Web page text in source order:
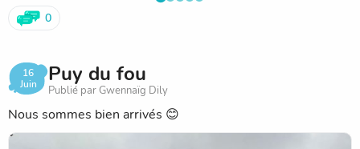
0
16
Juin
Puy du fou
Publié par Gwennaïg Dily
Nous sommes bien arrivés 😊